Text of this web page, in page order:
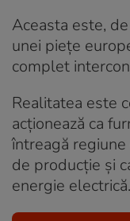
Aceasta este,
unei piețe
complet
Realitatea este
acționează ca
întreagă
de producție și
energie electrică.